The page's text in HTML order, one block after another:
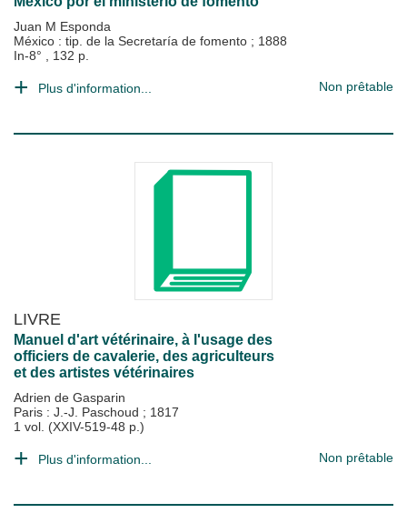
Juan M Esponda
México : tip. de la Secretaría de fomento ; 1888
In-8° , 132 p.
Plus d'information... Non prêtable
LIVRE
Manuel d'art vétérinaire, à l'usage des
officiers de cavalerie, des agriculteurs
et des artistes vétérinaires
Adrien de Gasparin
Paris : J.-J. Paschoud ; 1817
1 vol. (XXIV-519-48 p.)
Plus d'information... Non prêtable